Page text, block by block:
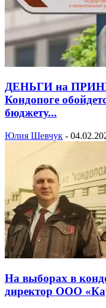
ДЕНЬГИ на
Кондопоге
бюджету...
Юлия Шевчук -
На выборах в
директор ООО